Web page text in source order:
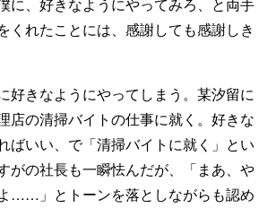
くれたことには、感謝しても感謝しき
好きなようにやってしまう。某汐留に
店の清掃バイトの仕事に就く。好きな
ばいい、で「清掃バイトに就く」とい
がの社長も一瞬怯んだが、「まあ、や
……」とトーンを落としながらも認め